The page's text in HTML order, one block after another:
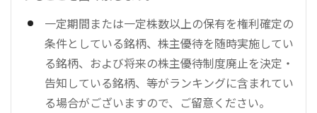
一定期間または一定株数以上の保有を権利確定の
条件としている銘柄、株主優待を随時実施してい
る銘柄、および将来の株主優待制度廃止を決定・
告知している銘柄、等がランキングに含まれてい
る場合がございますので、ご留意ください。